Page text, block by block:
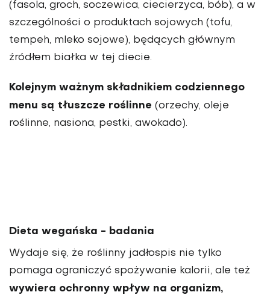
(fasola, groch, soczewica, ciecierzyca, bób), a w
szczególności o produktach sojowych (tofu,
tempeh, mleko sojowe), będących głównym
źródłem białka w tej diecie.
Kolejnym ważnym składnikiem codziennego
menu są tłuszcze roślinne (orzechy, oleje
roślinne, nasiona, pestki, awokado).
Dieta wegańska - badania
Wydaje się, że roślinny jadłospis nie tylko
pomaga ograniczyć spożywanie kalorii, ale też
wywiera ochronny wpływ na organizm,